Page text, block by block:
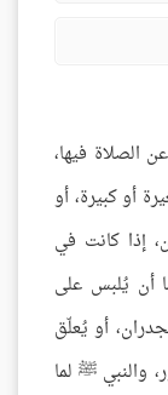
الصلاة فيها،
أو كبيرة، أو
إذا كانت في
أن يُلبس على
أو يُعلّق
والنبي ﷺ لما